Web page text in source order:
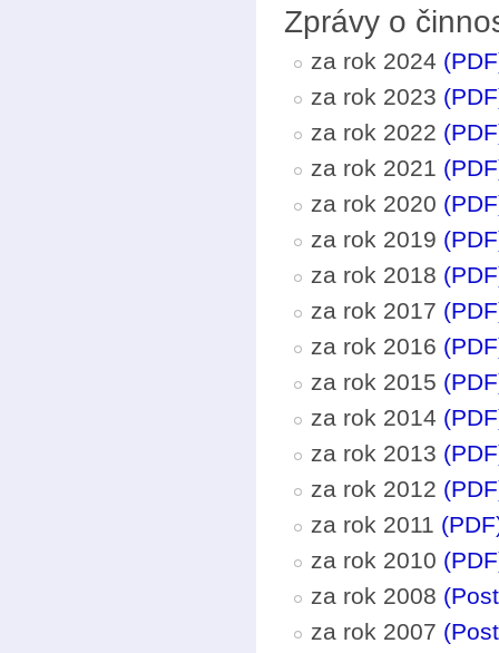
Zprávy o
za rok 2024
za rok 2023
za rok 2022
za rok 2021
za rok 2020
za rok 2019
za rok 2018
za rok 2017
za rok 2016
za rok 2015
za rok 2014
za rok 2013
za rok 2012
za rok 2011
za rok 2010
za rok 2008
za rok 2007